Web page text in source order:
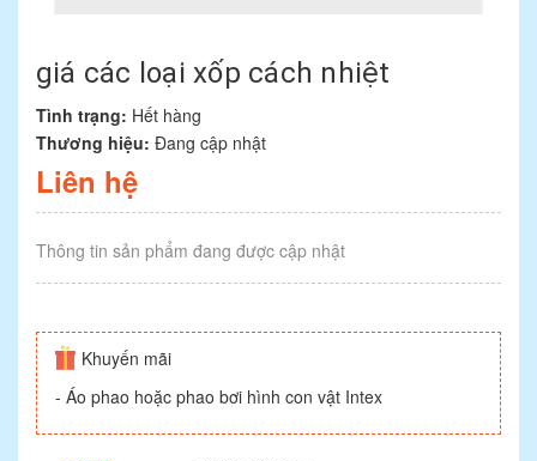
giá các loại xốp cách nhiệt
Tình trạng: Hết hàng
Thương hiệu: Đang cập nhật
Liên hệ
Thông tin sản phẩm đang được cập nhật
Khuyến mãi
- Áo phao hoặc phao bơi hình con vật Intex